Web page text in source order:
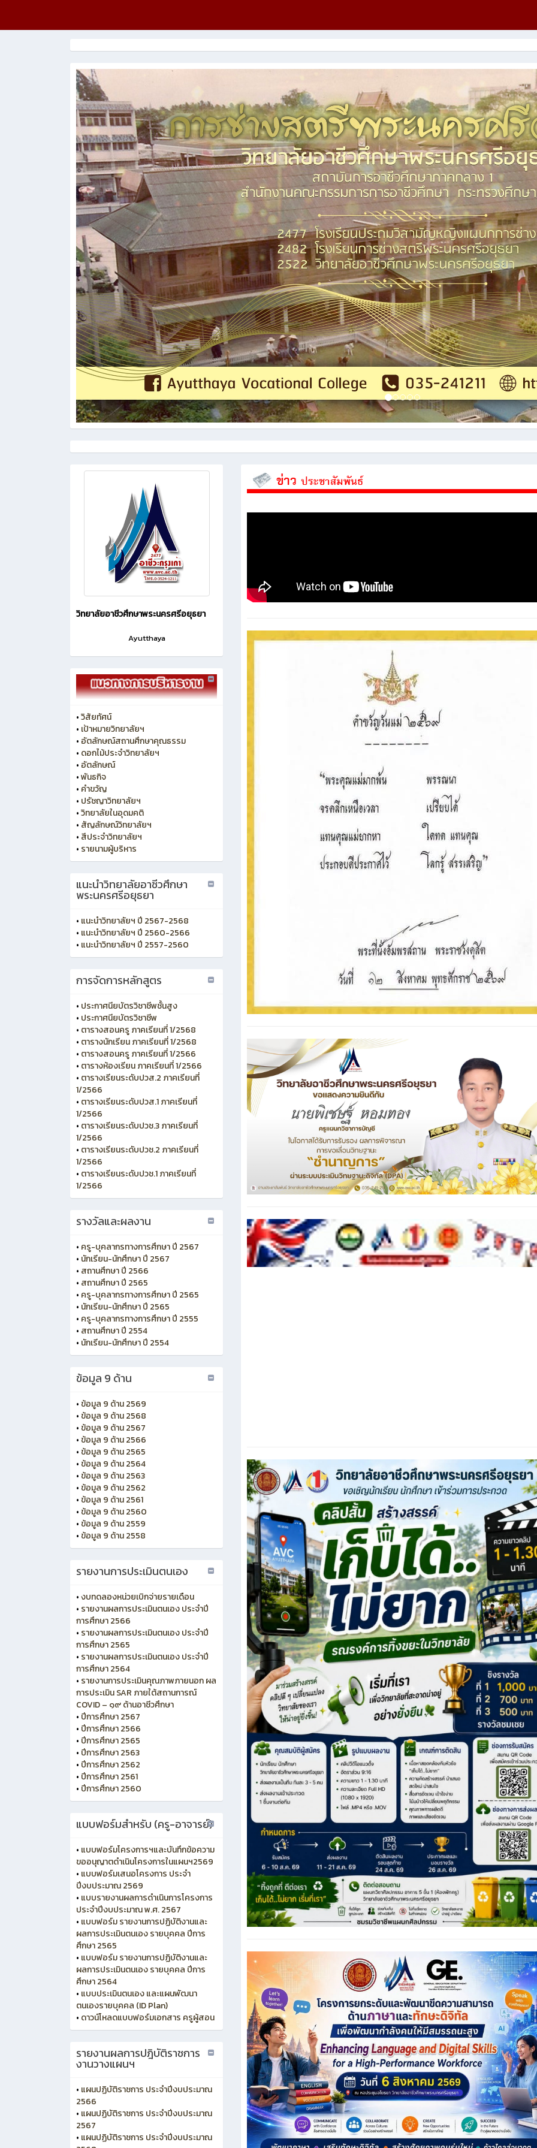
วิทยาลัยอาชีวศึกษาพระนครศรีอยุธยา
Ayutthaya
•วิสัยทัศน์
• เป้าหมายวิทยาลัยฯ
• อัตลักษณ์สถานศึกษาคุณธรรม
• ดอกไม้ประจำวิทยาลัยฯ
• อัตลักษณ์
•พันธกิจ
• คำขวัญ
• ปรัชญาวิทยาลัยฯ
•วิทยาลัยในอุดมคติ
• สัญลักษณ์วิทยาลัยฯ
• สีประจำวิทยาลัยฯ
• รายนามผู้บริหาร
แนะนำวิทยาลัยอาชีวศึกษา
พระนครศรีอยุธยา
• แนะนำวิทยาลัยฯ ปี 2567-2568
• แนะนำวิทยาลัยฯ ปี 2560-2566
• แนะนำวิทยาลัยฯ ปี 2557-2560
การจัดการหลักสูตร
• ประกาศนียบัตรวิชาชีพชั้นสูง
• ประกาศนียบัตรวิชาชีพ
• ตารางสอนครู ภาคเรียนที่ 1/2568
• ตารางนักเรียน ภาคเรียนที่ 1/2568
• ตารางสอนครู ภาคเรียนที่ 1/2566
• ตารางห้องเรียน ภาคเรียนที่ 1/2566
• ตารางเรียนระดับปวส.2 ภาคเรียนที่
1/2566
• ตารางเรียนระดับปวส.1 ภาคเรียนที่
1/2566
• ตารางเรียนระดับปวช.3 ภาคเรียนที่
1/2566
• ตารางเรียนระดับปวช.2 ภาคเรียนที่
1/2566
• ตารางเรียนระดับปวช.1 ภาคเรียนที่
1/2566
รางวัลและผลงาน
• ครู-บุคลากรทางการศึกษา ปี 2567
• นักเรียน-นักศึกษา ปี 2567
• สถานศึกษา ปี 2566
• สถานศึกษา ปี 2565
• ครู-บุคลากรทางการศึกษา ปี 2565
• นักเรียน-นักศึกษา ปี 2565
• ครู-บุคลากรทางการศึกษา ปี 2555
• สถานศึกษา ปี 2554
• นักเรียน-นักศึกษา ปี 2554
ข้อมูล 9 ด้าน
• ข้อมูล 9 ด้าน 2569
• ข้อมูล 9 ด้าน 2568
• ข้อมูล 9 ด้าน 2567
• ข้อมูล 9 ด้าน 2566
• ข้อมูล 9 ด้าน 2565
• ข้อมูล 9 ด้าน 2564
• ข้อมูล 9 ด้าน 2563
• ข้อมูล 9 ด้าน 2562
• ข้อมูล 9 ด้าน 2561
• ข้อมูล 9 ด้าน 2560
• ข้อมูล 9 ด้าน 2559
• ข้อมูล 9 ด้าน 2558
รายงานการประเมินตนเอง
•งบทดลองหน่วยเบิกจ่ายรายเดือน
• รายงานผลการประเมินตนเอง ประจำปี
การศึกษา 2566
• รายงานผลการประเมินตนเอง ประจำปี
การศึกษา 2565
• รายงานผลการประเมินตนเอง ประจำปี
การศึกษา 2564
• รายงานการประเมินคุณภาพภายนอก ผล
การประเมิน SAR ภายใต้สถานการณ์
COVID – ๑๙ ด้านอาชีวศึกษา
• ปีการศึกษา 2567
• ปีการศึกษา 2566
• ปีการศึกษา 2565
• ปีการศึกษา 2563
• ปีการศึกษา 2562
• ปีการศึกษา 2561
• ปีการศึกษา 2560
แบบฟอร์มสำหรับ (ครู-อาจารย์)
• แบบฟอร์มโครงการฯและบันทึกข้อความ
ขออนุญาตดำเนินโครงการในแผนฯ2569
• แบบฟอร์มเสนอโครงการ ประจำ
ปีงบประมาณ 2569
• แบบรายงานผลการดำเนินการโครงการ
ประจำปีงบประมาณ พ.ศ. 2567
• แบบฟอร์ม รายงานการปฏิบัติงานและ
ผลการประเมินตนเอง รายบุคคล ปีการ
ศึกษา 2565
• แบบฟอร์ม รายงานการปฏิบัติงานและ
ผลการประเมินตนเอง รายบุคคล ปีการ
ศึกษา 2564
• แบบประเมินตนเอง และแผนพัฒนา
ตนเองรายบุคคล (ID Plan)
• ดาวน์โหลดแบบฟอร์มเอกสาร ครูผู้สอน
รายงานผลการปฎิบัติราชการ
งานวางแผนฯ
• แผนปฏิบัติราชการ ประจำปีงบประมาณ
2566
• แผนปฏิบัติราชการ ประจำปีงบประมาณ
2567
• แผนปฏิบัติราชการ ประจำปีงบประมาณ